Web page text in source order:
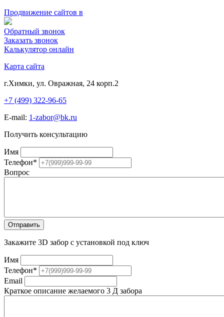
Продвижение сайтов в
Обратный звонок
Заказать звонок
Калькулятор онлайн
Карта сайта
г.Химки, ул. Овражная, 24 корп.2
+7 (499) 322-96-65
E-mail: 1-zabor@bk.ru
Получить консультацию
Имя
Телефон*
Вопрос
Закажите 3D забор с установкой под ключ
Имя
Телефон*
Email
Краткое описание желаемого 3 Д забора